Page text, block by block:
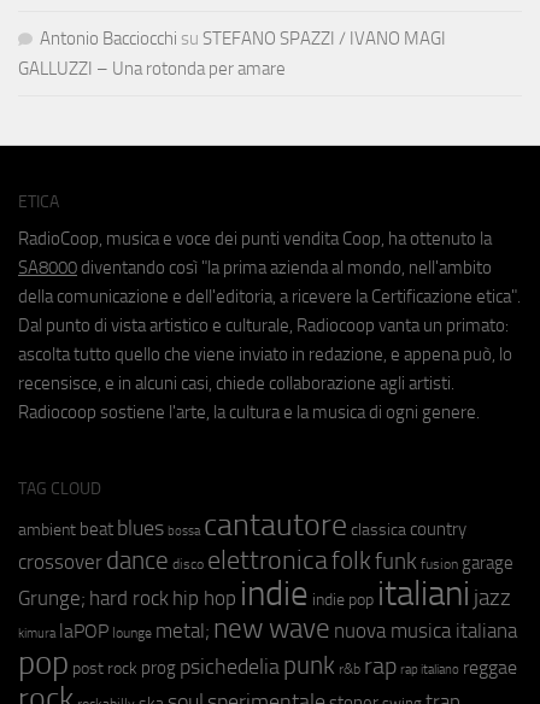
Antonio Bacciocchi su STEFANO SPAZZI / IVANO MAGI
GALLUZZI – Una rotonda per amare
ETICA
RadioCoop, musica e voce dei punti vendita Coop, ha ottenuto la
SA8000 diventando così "la prima azienda al mondo, nell'ambito
della comunicazione e dell'editoria, a ricevere la Certificazione etica".
Dal punto di vista artistico e culturale, Radiocoop vanta un primato:
ascolta tutto quello che viene inviato in redazione, e appena può, lo
recensisce, e in alcuni casi, chiede collaborazione agli artisti.
Radiocoop sostiene l'arte, la cultura e la musica di ogni genere.
TAG CLOUD
ambient beat blues bossa cantautore classica country
crossover dance disco elettronicafolkfunk fusion garage
Grunge; hard rock hip hop indie indie pop italiani jazz
kimura laPOP lounge metal; new wave nuova musica italiana
pop post rock prog psichedeliapunk r&b rap rap italiano reggae